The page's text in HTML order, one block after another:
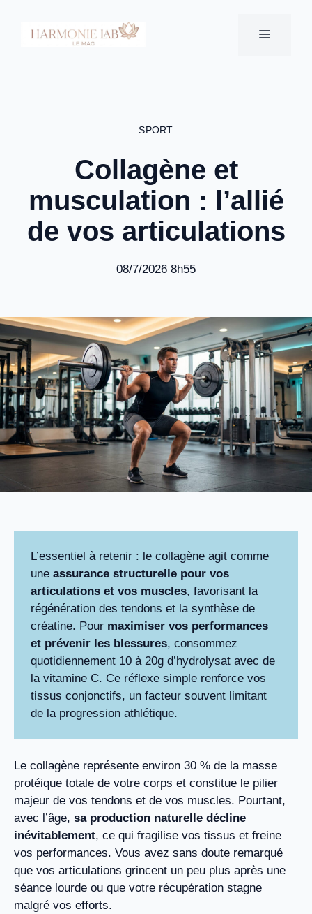
contenu
MENU
SPORT
Collagène et
musculation : l’allié
de vos articulations
08/7/2026 8h55
L’essentiel à retenir : le collagène agit comme
une assurance structurelle pour vos
articulations et vos muscles, favorisant la
régénération des tendons et la synthèse de
créatine. Pour maximiser vos performances
et prévenir les blessures, consommez
quotidiennement 10 à 20g d’hydrolysat avec de
la vitamine C. Ce réflexe simple renforce vos
tissus conjonctifs, un facteur souvent limitant
de la progression athlétique.
Le collagène représente environ 30 % de la masse
protéique totale de votre corps et constitue le pilier
majeur de vos tendons et de vos muscles. Pourtant,
avec l’âge, sa production naturelle décline
inévitablement, ce qui fragilise vos tissus et freine
vos performances. Vous avez sans doute remarqué
que vos articulations grincent un peu plus après une
séance lourde ou que votre récupération stagne
malgré vos efforts.